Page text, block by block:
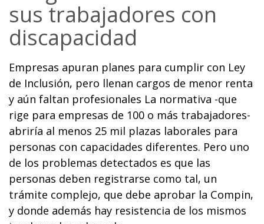
sus trabajadores con
discapacidad
Empresas apuran planes para cumplir con Ley
de Inclusión, pero llenan cargos de menor renta
y aún faltan profesionales La normativa -que
rige para empresas de 100 o más trabajadores-
abriría al menos 25 mil plazas laborales para
personas con capacidades diferentes. Pero uno
de los problemas detectados es que las
personas deben registrarse como tal, un
trámite complejo, que debe aprobar la Compin,
y donde además hay resistencia de los mismos